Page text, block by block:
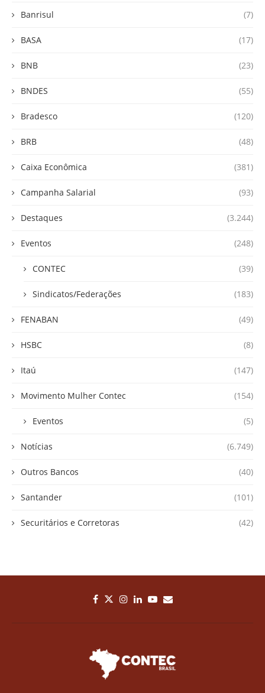
Banrisul (7)
BASA (17)
BNB (23)
BNDES (55)
Bradesco (120)
BRB (48)
Caixa Econômica (381)
Campanha Salarial (93)
Destaques (3.244)
Eventos (248)
CONTEC (39)
Sindicatos/Federações (183)
FENABAN (49)
HSBC (8)
Itaú (147)
Movimento Mulher Contec (154)
Eventos (5)
Notícias (6.749)
Outros Bancos (40)
Santander (101)
Securitários e Corretoras (42)